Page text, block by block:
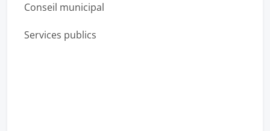
Conseil municipal
Services publics